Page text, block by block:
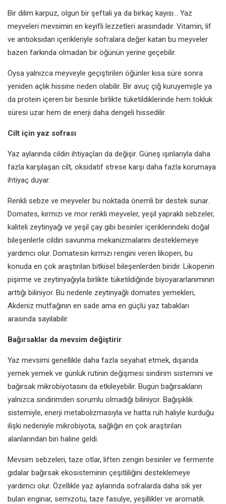
Bir dilim karpuz, olgun bir şeftali ya da birkaç kayısı... Yaz
meyveleri mevsimin en keyifli lezzetleri arasındadır. Vitamin, lif
ve antioksidan içerikleriyle sofralara değer katan bu meyveler
bazen farkında olmadan bir öğünün yerine geçebilir.
Oysa yalnızca meyveyle geçiştirilen öğünler kısa süre sonra
yeniden açlık hissine neden olabilir. Bir avuç çiğ kuruyemişle ya
da protein içeren bir besinle birlikte tüketildiklerinde hem tokluk
süresi uzar hem de enerji daha dengeli hissedilir.
Cilt için yaz sofrası
Yaz aylarında cildin ihtiyaçları da değişir. Güneş ışınlarıyla daha
fazla karşılaşan cilt, oksidatif strese karşı daha fazla korumaya
ihtiyaç duyar.
Renkli sebze ve meyveler bu noktada önemli bir destek sunar.
Domates, kırmızı ve mor renkli meyveler, yeşil yapraklı sebzeler,
kaliteli zeytinyağı ve yeşil çay gibi besinler içeriklerindeki doğal
bileşenlerle cildin savunma mekanizmalarını desteklemeye
yardımcı olur. Domatesin kırmızı rengini veren likopen, bu
konuda en çok araştırılan bitkisel bileşenlerden biridir. Likopenin
pişirme ve zeytinyağıyla birlikte tüketildiğinde biyoyararlanımının
arttığı biliniyor. Bu nedenle zeytinyağlı domates yemekleri,
Akdeniz mutfağının en sade ama en güçlü yaz tabakları
arasında sayılabilir.
Bağırsaklar da mevsim değiştirir
Yaz mevsimi genellikle daha fazla seyahat etmek, dışarıda
yemek yemek ve günlük rutinin değişmesi sindirim sistemini ve
bağırsak mikrobiyotasını da etkileyebilir. Bugün bağırsakların
yalnızca sindirimden sorumlu olmadığı biliniyor. Bağışıklık
sistemiyle, enerji metabolizmasıyla ve hatta ruh haliyle kurduğu
ilişki nedeniyle mikrobiyota, sağlığın en çok araştırılan
alanlarından biri haline geldi.
Mevsim sebzeleri, taze otlar, liften zengin besinler ve fermente
gıdalar bağırsak ekosisteminin çeşitliliğini desteklemeye
yardımcı olur. Özellikle yaz aylarında sofralarda daha sık yer
bulan enginar, semizotu, taze fasulye, yeşillikler ve aromatik